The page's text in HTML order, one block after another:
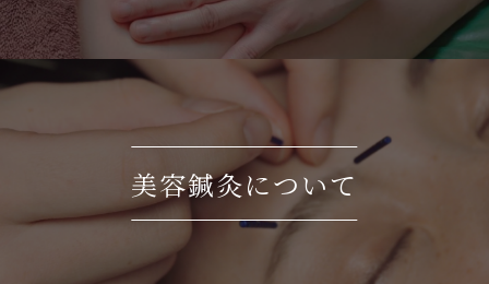
美容鍼灸について